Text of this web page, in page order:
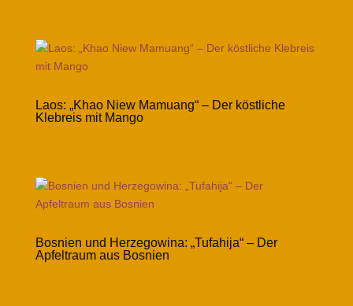
Laos: „Khao Niew Mamuang“ – Der köstliche
Klebreis mit Mango
Bosnien und Herzegowina: „Tufahija“ – Der
Apfeltraum aus Bosnien